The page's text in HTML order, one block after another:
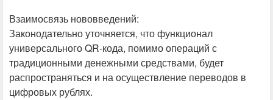
Взаимосвязь нововведений:
Законодательно уточняется, что функционал
универсального QR-кода, помимо операций с
традиционными денежными средствами, будет
распространяться и на осуществление переводов в
цифровых рублях.